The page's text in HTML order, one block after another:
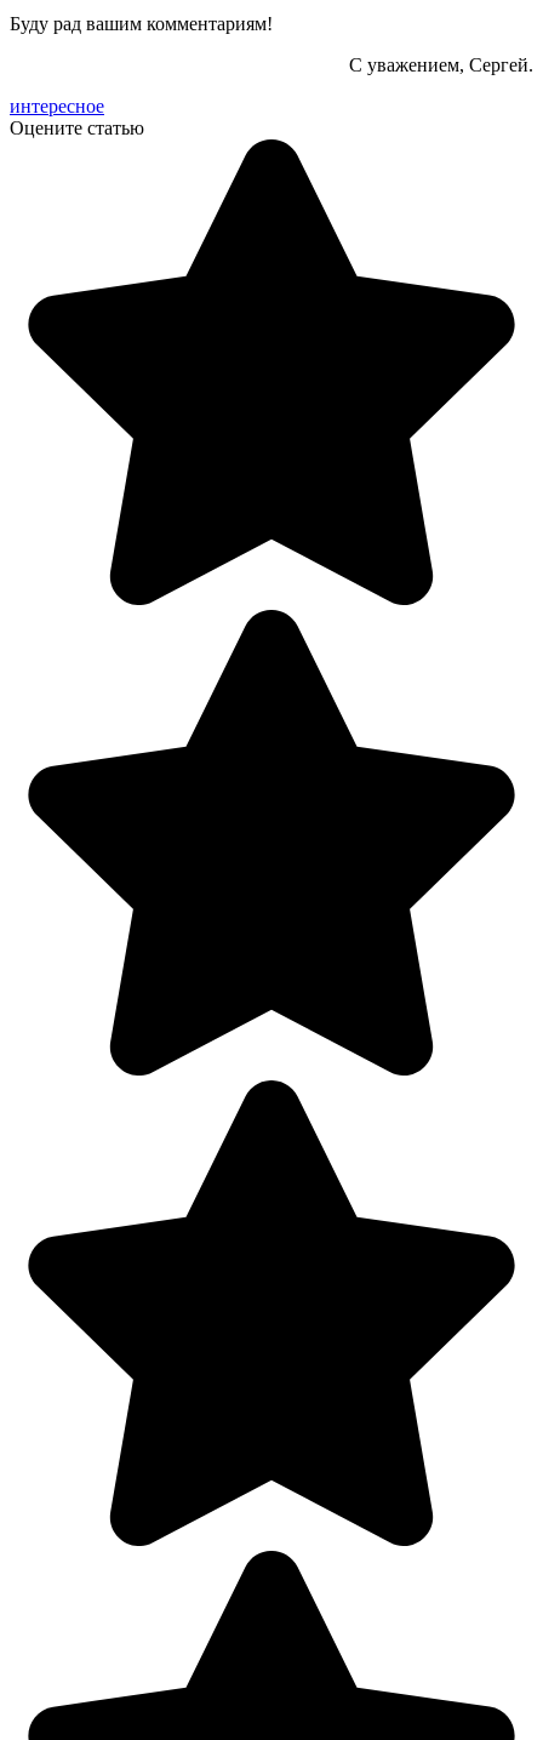
Буду рад вашим комментариям!
С уважением, Сергей.
интересное
Оцените статью